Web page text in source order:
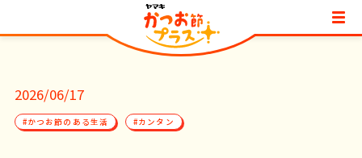
2026/06/17
#かつお節のある生活 #カンタン